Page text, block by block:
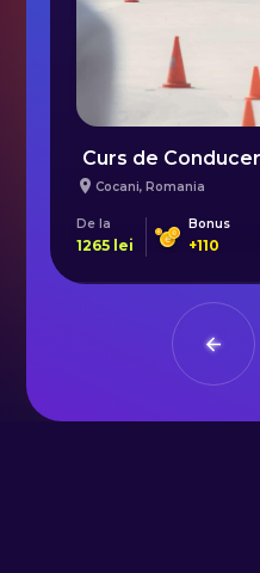
Curs de
Cocani, Romania
De la
1265 lei
Bonus
+110